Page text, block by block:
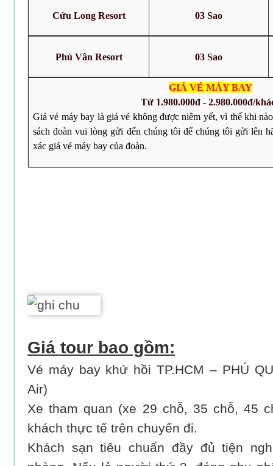
Cửu Long Resort 03 Sao
Phú Vân Resort 03 Sao
GIÁ VÉ MÁY BAY
Từ 1.980.000đ -2.980.000đ/
Giá vé máy bay là giá vé không được niêm yết, vì thế khi
sách đoàn vui lòng gửi đến chúng tôi để chúng tôi gửi lên
xác giá vé máy bay của đoàn.
Giá tour bao gồm:
Vé máy bay khứ hồi TP.HCM – PHÚ
Air)
Xe tham quan (xe 29 chỗ, 35 chỗ, 45
khách thực tế trên chuyến đi.
Khách sạn tiêu chuẩn đầy đủ tiện